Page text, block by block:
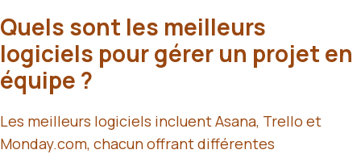
Quels sont les meilleurs
logiciels pour gérer un projet en
équipe ?
Les meilleurs logiciels incluent Asana, Trello et
Monday.com, chacun offrant différentes